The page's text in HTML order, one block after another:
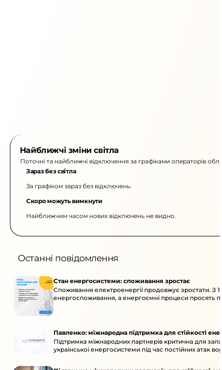
Найближчі зміни світла
Поточні та найближчі відключення за графіками операторів
Зараз без світла
За графіком зараз без відключень.
Скоро можуть вимкнути
Найближчим часом нових відключень не видно.
Останні повідомлення
Стан енергосистеми: споживання зростає
Споживання електроенергії продовжує зростати. З
енергоспоживання, а енергоємні процеси просять
Павленко: міжнародна підтримка для стійкості
Підтримка міжнародних партнерів критична для
української енергосистеми під час постійних атак